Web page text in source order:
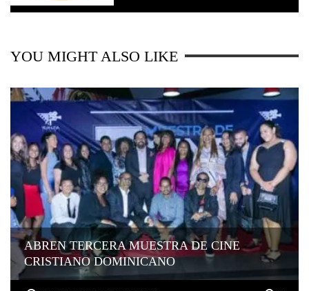
YOU MIGHT ALSO LIKE
ABREN TERCERA MUESTRA DE CINE
CRISTIANO DOMINICANO